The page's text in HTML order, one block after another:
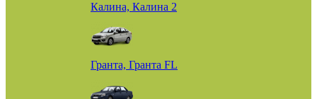
Калина, Калина 2
Гранта, Гранта FL